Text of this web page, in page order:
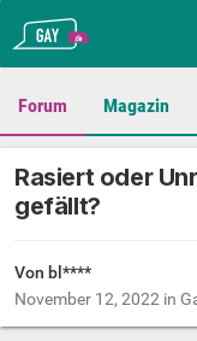
Gay.de
Forum Magazin
Rasiert oder
gefällt?
Von bl****
November 12, 2022 in